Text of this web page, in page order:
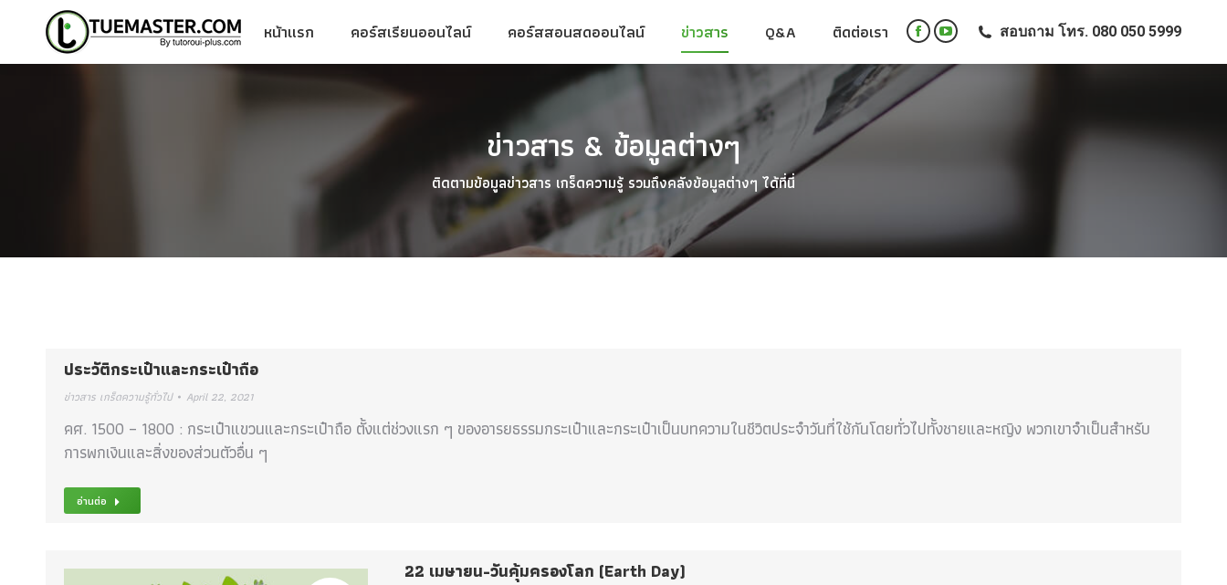
หน้าแรก คอร์สเรียนออนไลน์ คอร์สสอนสดออนไลน์ ข่าวสาร Q&A ติดต่อเรา
Facebook
page
opens
YouTube
page
สอบถาม โทร. 080 050 5999
ข่าวสาร & ข้อมูลต่างๆ
ติดตามข้อมูลข่าวสาร เกร็ดความรู้ รวมถึงคลังข้อมูลต่างๆ ได้ที่นี่
ประวัติกระเป๋าและกระเป๋าถือ
ข่าวสาร เกร็ดความรู้ทั่วไป April 22, 2021
คศ. 1500 – 1800 : กระเป๋าแขวนและกระเป๋าถือ ตั้งแต่ช่วงแรก ๆ ของอารยธรรมกระเป๋าและกระเป๋าเป็นบทความในชีวิตประจำวันที่ใช้กันโดยทั่วไปทั้งชายและหญิง พวกเขาจำเป็นสำหรับ
การพกเงินและสิ่งของส่วนตัวอื่น ๆ
อ่านต่อ
22 เมษายน-วันคุ้มครองโลก (Earth Day)
หน้าแรก คอร์สเรียนออนไลน์ คอร์สสอนสดออนไลน์ ข่าวสาร Q&A ติดต่อเรา
Facebook
page
opens
YouTube
page
สอบถาม โทร. 080 050 5999